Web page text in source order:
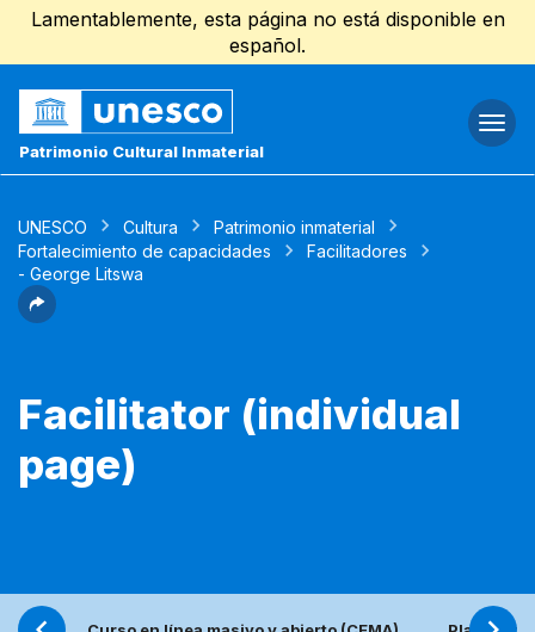
Lamentablemente, esta página no está disponible en
español.
Patrimonio Cultural Inmaterial
UNESCO Cultura
Patrimonio inmaterial
Fortalecimiento de capacidades
Facilitadores
- George Litswa
Facilitator (individual
page)